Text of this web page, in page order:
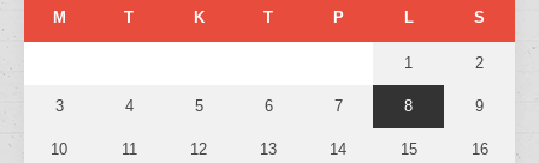
M T K T P L S
1 2
3 4 5 6 7 8 9
10 11 12 13 14 15 16